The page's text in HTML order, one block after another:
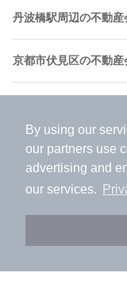
By using our
our partners use
advertising and
our services.
アプリに切り
会員登録なし
丹波橋駅周辺の不動
京都市伏見区の不動
丹波橋駅周辺で外壁
京都市伏見区で外壁